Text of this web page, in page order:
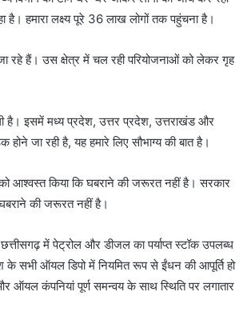
हमारा लक्ष्य पूरे 36 लाख लोगों तक पहुंचना है।
रहे हैं। उस क्षेत्र में चल रही परियोजनाओं को लेकर गृह
है। इसमें मध्य प्रदेश, उत्तर प्रदेश, उत्तराखंड और
जा रही है, यह हमारे लिए सौभाग्य की बात है।
आश्वस्त किया कि घबराने की जरूरत नहीं है। सरकार
की जरूरत नहीं है।
में पेट्रोल और डीजल का पर्याप्त स्टॉक उपलब्ध
के सभी ऑयल डिपो में नियमित रूप से ईंधन की आपूर्ति हो
ऑयल कंपनियां पूर्ण समन्वय के साथ स्थिति पर लगातार
बिहार में राहुल गांधी और अन्य विपक्षी सांसदों